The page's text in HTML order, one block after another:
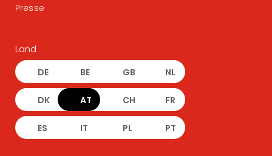
Presse
Land
DE BE GB NL
DK AT CH FR
ES IT PL PT